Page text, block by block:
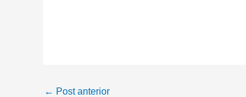
← Post anterior